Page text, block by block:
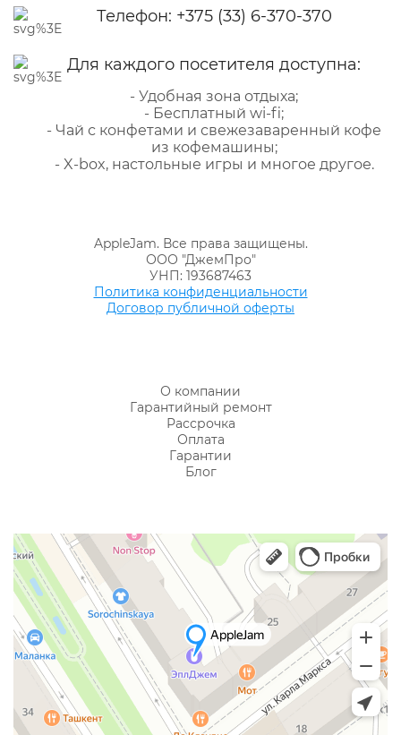
Телефон: +375 (33) 6-370-370
Для каждого посетителя доступна:
- Удобная зона отдыха;
- Бесплатный wi-fi;
- Чай с конфетами и свежезаваренный кофе
из кофемашины;
- X-box, настольные игры и многое другое.
AppleJam. Все права защищены.
ООО "ДжемПро"
УНП: 193687463
Политика конфиденциальности
Договор публичной оферты
О компании
Гарантийный ремонт
Рассрочка
Оплата
Гарантии
Блог